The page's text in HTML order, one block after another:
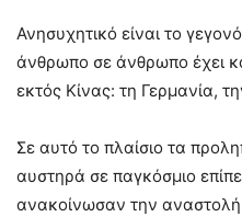
Ανησυχητικό είναι το
άνθρωπο σε άνθρωπο έχει
εκτός Κίνας: τη Γερμανία,
Σε αυτό το πλαίσιο τα
αυστηρά σε παγκόσμιο
ανακοίνωσαν την